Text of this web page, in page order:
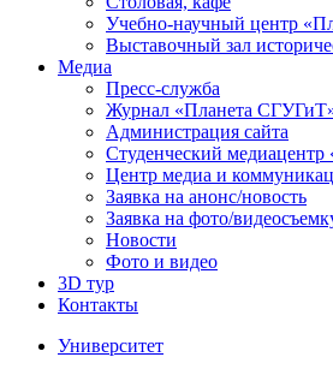
Учебно-научный центр
Выставочный зал
Медиа
Пресс-служба
Журнал «Планета
Администрация сайта
Студенческий
Центр медиа и
Заявка на анонс/новость
Заявка на фото/
Новости
Фото и видео
3D тур
Контакты
Университет